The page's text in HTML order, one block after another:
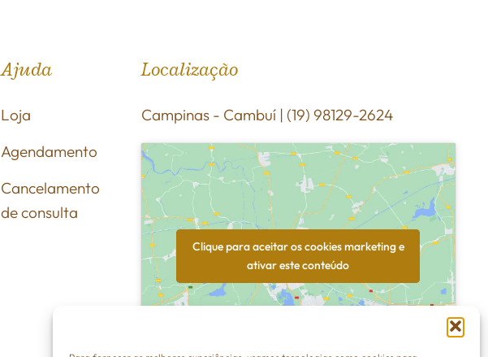
Ajuda
Loja
Agendamento
Cancelamento
de consulta
Localização
Campinas - Cambuí | (19) 98129-2624
Clique para aceitar os cookies marketing e
ativar este conteúdo